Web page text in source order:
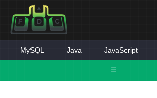
☰
MySQL Java JavaScript